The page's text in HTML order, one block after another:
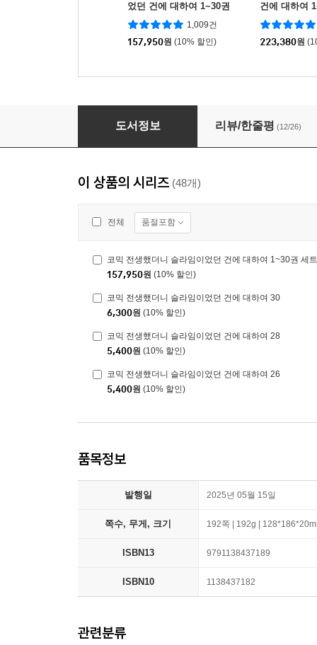
었던 건에 대하여 1~30권
세트
1,009건
157,950원 (10% 할인)
건에 대하여
223,380원
코믹 전생했더니 슬라임이었던 건에 대하여 28
도서정보 리뷰/한줄평 (12/26)
이 상품의 시리즈 (48개)
전체 품절포함
코믹 전생했더니 슬라임이었던 건에 대하여 1~30권 세트
157,950원 (10% 할인)
코믹 전생했더니 슬라임이었던 건에 대하여 30
6,300원 (10% 할인)
코믹 전생했더니 슬라임이었던 건에 대하여 28
5,400원 (10% 할인)
코믹 전생했더니 슬라임이었던 건에 대하여 26
5,400원 (10% 할인)
품목정보
발행일 2025년 05월 15일
쪽수, 무게, 크기 192쪽 | 192g |
ISBN13 9791138437189
ISBN10 1138437182
관련분류